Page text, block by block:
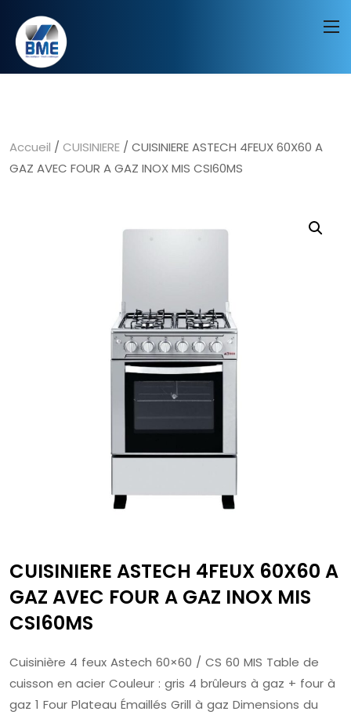
Accueil / CUISINIERE / CUISINIERE ASTECH 4FEUX 60X60 A
GAZ AVEC FOUR A GAZ INOX MIS CSI60MS
CUISINIERE ASTECH 4FEUX 60X60 A
GAZ AVEC FOUR A GAZ INOX MIS
CSI60MS
Cuisinière 4 feux Astech 60×60 / CS 60 MIS Table de
cuisson en acier Couleur : gris 4 brûleurs à gaz + four à
gaz 1 Four Plateau Émaillés Grill à gaz Dimensions du